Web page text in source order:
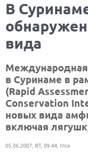
В
вида
Международная
в Суринаме в
(Rapid
Conservation
новых вида
включая
05.06.2007, ВТ, 09:44, Мск